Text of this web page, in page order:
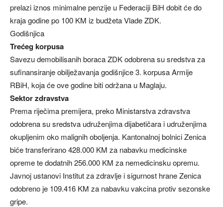
prelazi iznos minimalne penzije u Federaciji BiH dobit će do
kraja godine po 100 KM iz budžeta Vlade ZDK.
Godišnjica
Trećeg korpusa
Savezu demobilisanih boraca ZDK odobrena su sredstva za
sufinansiranje obilježavanja godišnjice 3. korpusa Armije
RBiH, koja će ove godine biti održana u Maglaju.
Sektor zdravstva
Prema riječima premijera, preko Ministarstva zdravstva
odobrena su sredstva udruženjima dijabetičara i udruženjima
okupljenim oko malignih oboljenja. Kantonalnoj bolnici Zenica
biće transferirano 428.000 KM za nabavku medicinske
opreme te dodatnih 256.000 KM za nemedicinsku opremu.
Javnoj ustanovi Institut za zdravlje i sigurnost hrane Zenica
odobreno je 109.416 KM za nabavku vakcina protiv sezonske
gripe.